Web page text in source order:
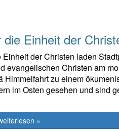
Einheit der
der Christen laden
evangelischen Christen am
zu einem
im Osten gesehen und sind
»